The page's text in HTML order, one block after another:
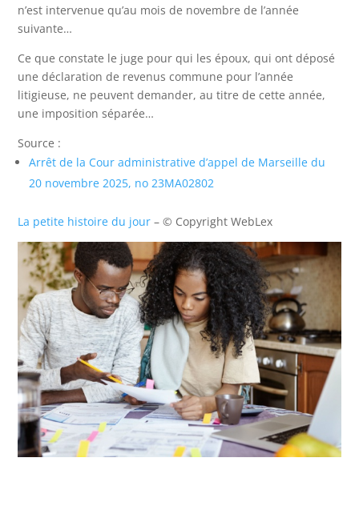
n’est intervenue qu’au mois de novembre de l’année
suivante…
Ce que constate le juge pour qui les époux, qui ont déposé
une déclaration de revenus commune pour l’année
litigieuse, ne peuvent demander, au titre de cette année,
une imposition séparée…
Source :
Arrêt de la Cour administrative d’appel de Marseille du
20 novembre 2025, no 23MA02802
La petite histoire du jour – © Copyright WebLex